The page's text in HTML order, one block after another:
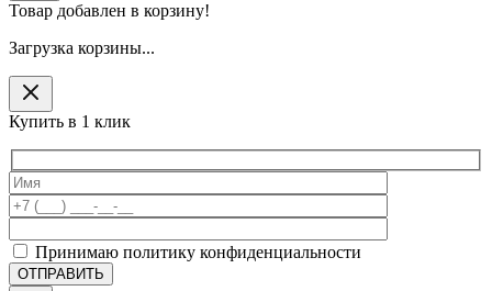
Товар добавлен в корзину!
Загрузка корзины...
Купить в 1 клик
Принимаю политику конфиденциальности